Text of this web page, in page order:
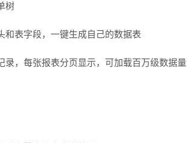
树
和表字段，一键生成自己的数据表
，每张报表分页显示，可加载百万级数据量